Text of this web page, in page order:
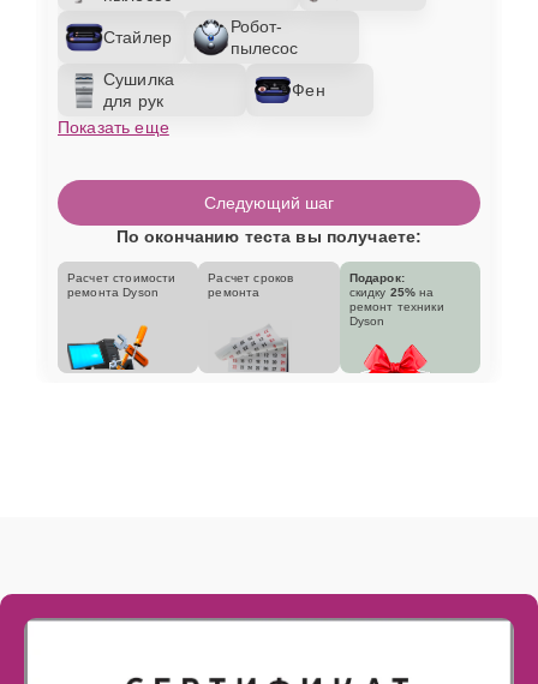
Стайлер
Робот-
пылесос
Сушилка
для рук
Фен
Показать еще
Следующий шаг
По окончанию теста вы получаете:
Расчет стоимости
ремонта Dyson
Расчет сроков
ремонта
Подарок:
скидку 25% на
ремонт техники
Dyson